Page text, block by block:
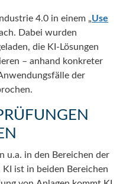
4.0 in einem „Use
Dabei wurden
die KI-Lösungen
– anhand konkreter
der
u.a. in den Bereichen der
ist in beiden Bereichen